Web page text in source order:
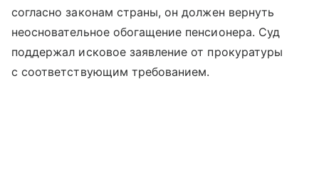
согласно законам страны, он должен вернуть
неосновательное обогащение пенсионера. Суд
поддержал исковое заявление от прокуратуры
с соответствующим требованием.